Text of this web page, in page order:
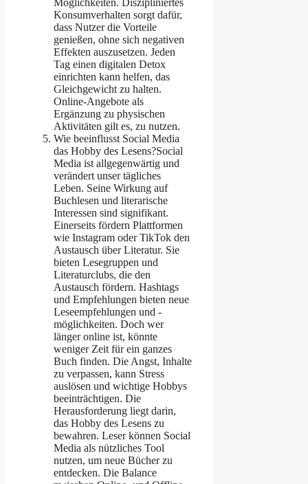
Möglichkeiten. Diszipliniertes
Konsumverhalten sorgt dafür,
dass Nutzer die Vorteile
genießen, ohne sich negativen
Effekten auszusetzen. Jeden
Tag einen digitalen Detox
einrichten kann helfen, das
Gleichgewicht zu halten.
Online-Angebote als
Ergänzung zu physischen
Aktivitäten gilt es, zu nutzen.
Wie beeinflusst Social Media
das Hobby des Lesens?Social
Media ist allgegenwärtig und
verändert unser tägliches
Leben. Seine Wirkung auf
Buchlesen und literarische
Interessen sind signifikant.
Einerseits fördern Plattformen
wie Instagram oder TikTok den
Austausch über Literatur. Sie
bieten Lesegruppen und
Literaturclubs, die den
Austausch fördern. Hashtags
und Empfehlungen bieten neue
Leseempfehlungen und -
möglichkeiten. Doch wer
länger online ist, könnte
weniger Zeit für ein ganzes
Buch finden. Die Angst, Inhalte
zu verpassen, kann Stress
auslösen und wichtige Hobbys
beeinträchtigen. Die
Herausforderung liegt darin,
das Hobby des Lesens zu
bewahren. Leser können Social
Media als nützliches Tool
nutzen, um neue Bücher zu
entdecken. Die Balance